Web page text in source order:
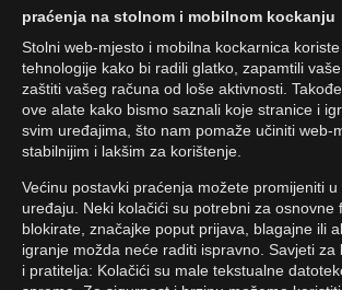
praćenja na stolnom i mobilnom kockanju
Stolni web-mjesto i mobilna kockarnica
tehnologije kako bi radili glatko, zapamtili
zaštiti vašeg računa od loše aktivnosti.
ove alate kako bismo saznali koje stranice i
svim uređajima, što nam pomaže učiniti web-
stabilnijim i lakšim za korištenje.
Većinu postavki praćenja možete promijeniti
uređaju. Neki kolačići su potrebni za osnovne
blokirate, značajke poput prijava, blagajne ili
igranje možda neće raditi ispravno. Savjeti za
i pratitelja: Kolačići su male tekstualne